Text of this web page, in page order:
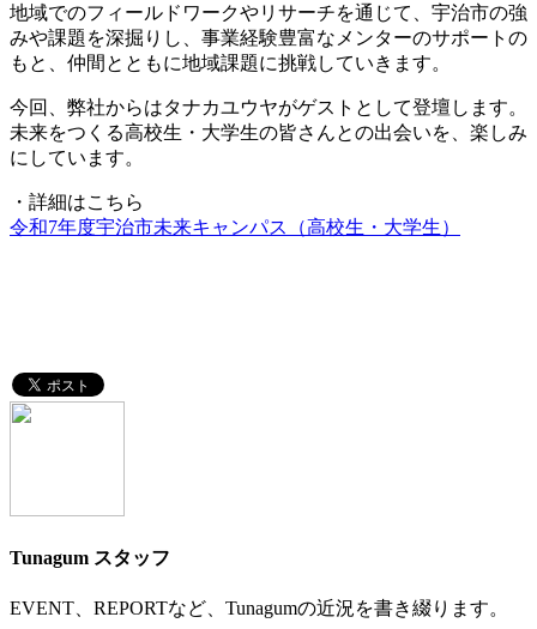
地域でのフィールドワークやリサーチを通じて、宇治市の強
みや課題を深掘りし、事業経験豊富なメンターのサポートの
もと、仲間とともに地域課題に挑戦していきます。
今回、弊社からはタナカユウヤがゲストとして登壇します。
未来をつくる高校生・大学生の皆さんとの出会いを、楽しみ
にしています。
・詳細はこちら
令和7年度宇治市未来キャンパス（高校生・大学生）
Tunagum スタッフ
EVENT、REPORTなど、Tunagumの近況を書き綴ります。